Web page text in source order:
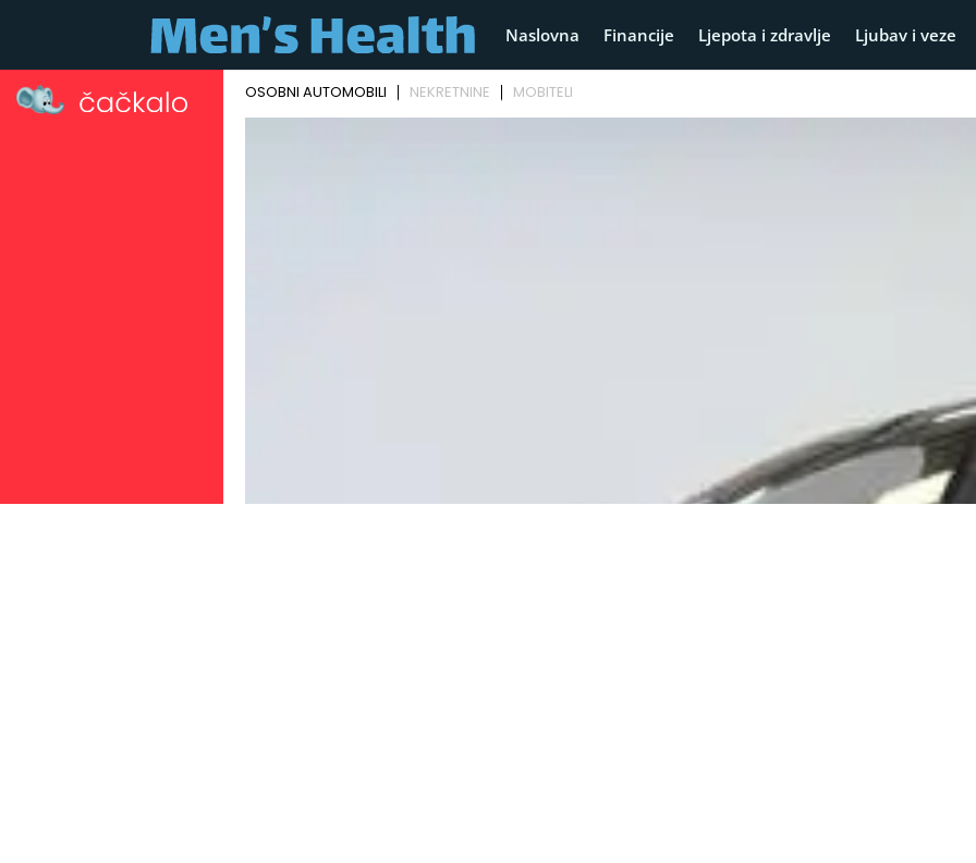
Naslovna Financije Ljepota i zdravlje Ljubav i veze